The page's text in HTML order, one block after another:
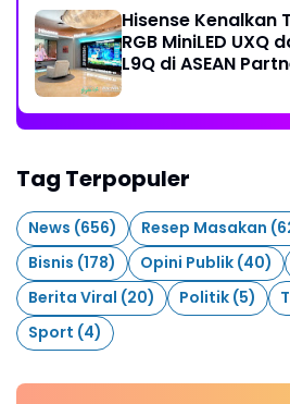
Hisense Kenalkan
RGB MiniLED UXQ
L9Q di ASEAN
Tag Terpopuler
News (656) Resep Masakan
Bisnis (178) Opini Publik (40)
Berita Viral (20) Politik (5)
Sport (4)